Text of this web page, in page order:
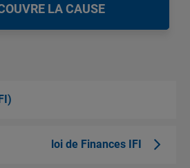
LA CAUSE
loi de Finances IFI